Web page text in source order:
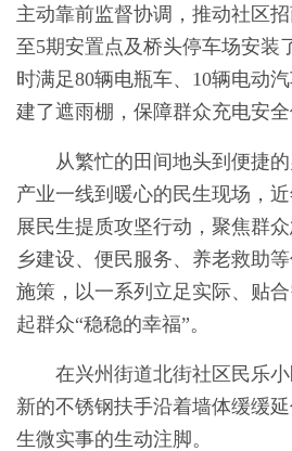
主动靠前监督协调，推动社区
至5期安置点及桥头停车场安装
时满足80辆电瓶车、10辆电动
建了遮雨棚，保障群众充电安全
从繁忙的田间地头到便捷
产业一线到暖心的民生现场，
展民生提质攻坚行动，聚焦群
乡建设、便民服务、养老救助
施策，以一系列立足实际、贴
起群众“稳稳的幸福”。
在兴州街道北街社区民乐
新的不锈钢扶手沿着墙体缓缓
生微实事的生动注脚。